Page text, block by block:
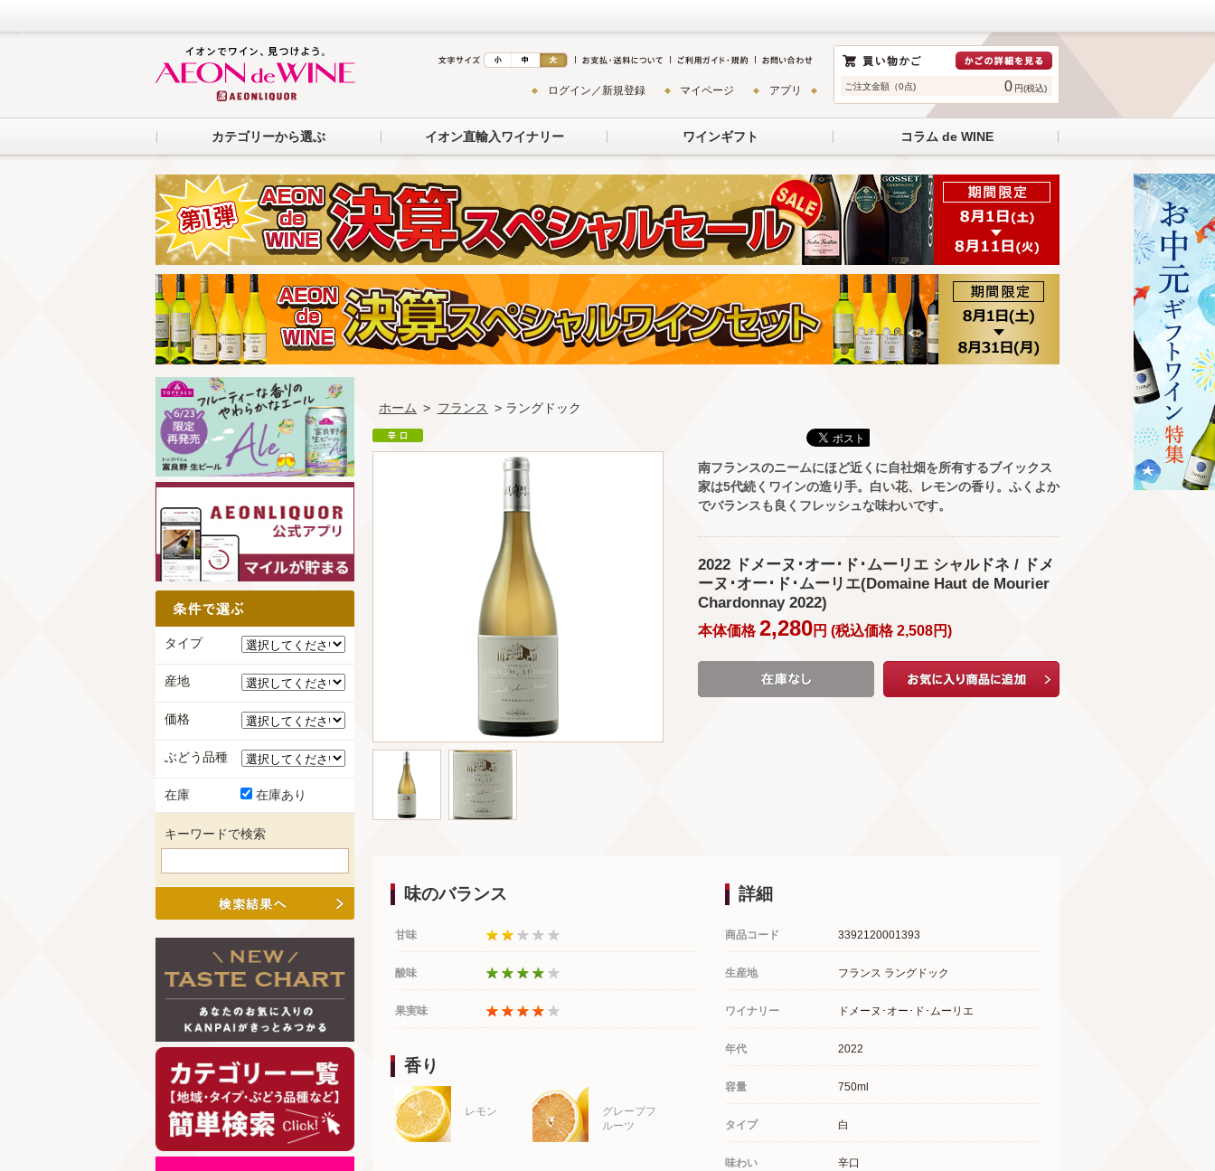
ご注文金額（0点) 0 円(税込)
ログイン／新規登録 マイページ アプリ
カテゴリーから選ぶ イオン直輸入ワイナリー ワインギフト コラム de WINE
ホーム > フランス > ラングドック
南フランスのニームにほど近くに自社畑を所有するブイックス
家は5代続くワインの造り手。白い花、レモンの香り。ふくよか
でバランスも良くフレッシュな味わいです。
2022 ドメーヌ･オー･ド･ムーリエ シャルドネ / ドメ
ーヌ･オー･ド･ムーリエ(Domaine Haut de Mourier
Chardonnay 2022)
本体価格2,280円 (税込価格2,508円)
詳細
商品コード 3392120001393
生産地 フランス ラングドック
ワイナリー ドメーヌ･オー･ド･ムーリエ
年代 2022
容量 750ml
タイプ 白
味わい 辛口
味のバランス
甘味
酸味
果実味
香り
レモン
グレープフ
ルーツ
タイプ
産地
価格
ぶどう品種
在庫 在庫あり
キーワードで検索